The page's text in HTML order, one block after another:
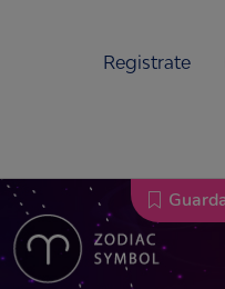
Registrate